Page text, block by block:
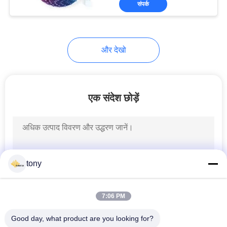
लाइट्स
एज लिट एलईडी पैनल
संपर्क
और देखो
एक संदेश छोड़ें
tony
7:06 PM
Good day, what product are you looking for?